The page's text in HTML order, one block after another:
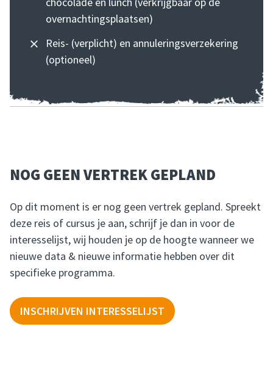
overnachtingsplaatsen)
Reis- (verplicht) en annuleringsverzekering
(optioneel)
NOG GEEN VERTREK GEPLAND
Op dit moment is er nog geen vertrek gepland. Spreekt
deze reis of cursus je aan, schrijf je dan in voor de
interesselijst, wij houden je op de hoogte wanneer we
nieuwe data & nieuwe informatie hebben over dit
specifieke programma.
INSCHRIJVEN INTERESSELIJST